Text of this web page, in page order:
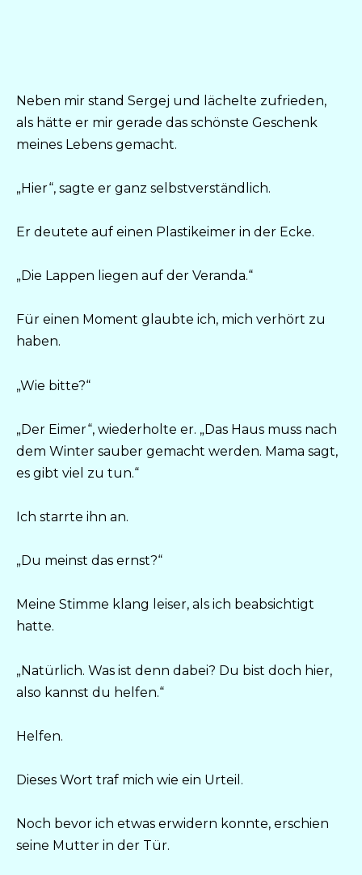
Neben mir stand Sergej und lächelte zufrieden,
als hätte er mir gerade das schönste Geschenk
meines Lebens gemacht.
„Hier“, sagte er ganz selbstverständlich.
Er deutete auf einen Plastikeimer in der Ecke.
„Die Lappen liegen auf der Veranda.“
Für einen Moment glaubte ich, mich verhört zu
haben.
„Wie bitte?“
„Der Eimer“, wiederholte er. „Das Haus muss nach
dem Winter sauber gemacht werden. Mama sagt,
es gibt viel zu tun.“
Ich starrte ihn an.
„Du meinst das ernst?“
Meine Stimme klang leiser, als ich beabsichtigt
hatte.
„Natürlich. Was ist denn dabei? Du bist doch hier,
also kannst du helfen.“
Helfen.
Dieses Wort traf mich wie ein Urteil.
Noch bevor ich etwas erwidern konnte, erschien
seine Mutter in der Tür.